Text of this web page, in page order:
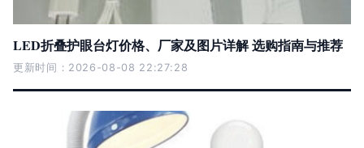
LED折叠护眼台灯价格、厂家及图片详解 选购指南与推荐
更新时间：2026-08-08 22:27:28